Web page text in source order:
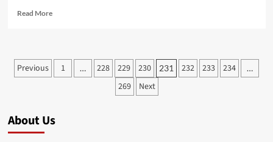
Read MoreRead
Sumbar
Ungkap
Posts
Previous 1 … 228 229 230 231 232 233 234 …
269 Next
About Us